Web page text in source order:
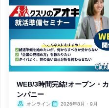
WEB/3時間完結!オープン・カ
ンパニー
オンライン
2026年8月・9月